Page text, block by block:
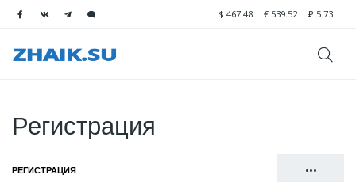
$ 467.48 € 539.52 ₽ 5.73
Регистрация
•••
РЕГИСТРАЦИЯ